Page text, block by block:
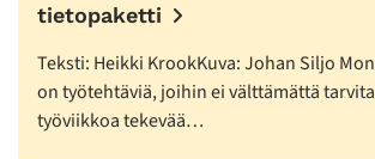
tietopaketti
Teksti: Heikki KrookKuva: Johan Siljo
on työtehtäviä, joihin ei välttämättä
työviikkoa tekevää…